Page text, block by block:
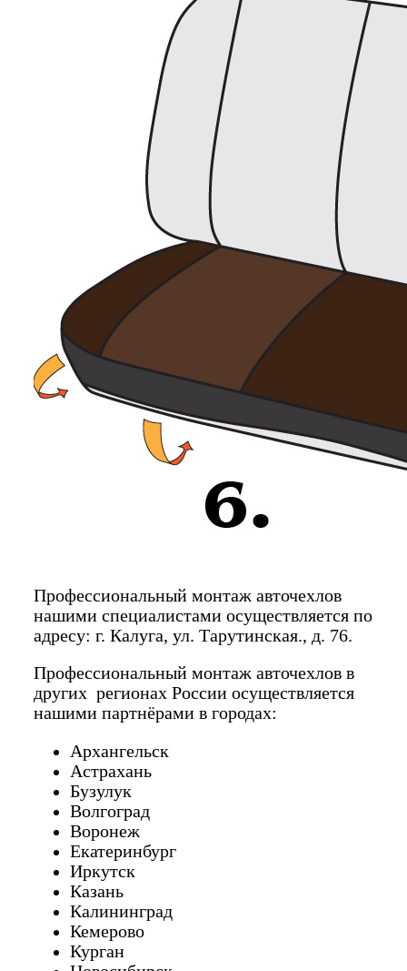
Профессиональный монтаж авточехлов
нашими специалистами осуществляется по
адресу: г. Калуга, ул. Тарутинская., д. 76.
Профессиональный монтаж авточехлов в
других регионах России осуществляется
нашими партнёрами в городах:
Архангельск
Астрахань
Бузулук
Волгоград
Воронеж
Екатеринбург
Иркутск
Казань
Калининград
Кемерово
Курган